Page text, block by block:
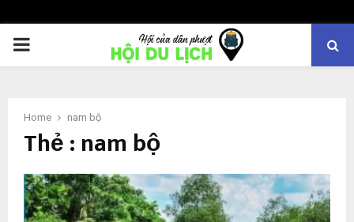
PRIMARY
Home nam bộ
Thẻ : nam bộ